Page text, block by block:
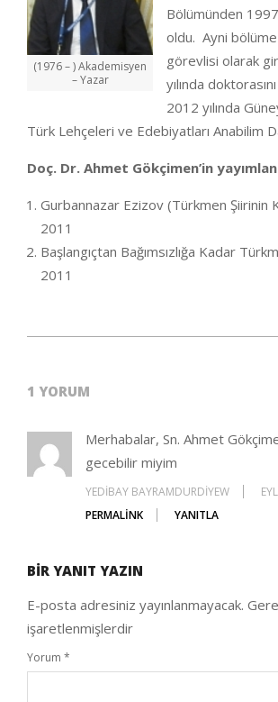
(1976 – ) Akademisyen
– Yazar
Bölümünden 1997
oldu. Ayni
görevlisi olarak
yılında
2012 yılında
Türk Lehçeleri ve Edebiyatları Anabilim
Doç. Dr. Ahmet Gökçimen’in
Gurbannazar Ezizov (Türkmen Şiirinin
2011
Başlangıçtan Bağımsızlığa Kadar
2011
05
1 YORUM
Merhabalar, Sn. Ahmet
gecebilir miyim
YEDIBAY BAYRAMDURDIYEW
PERMALINK
YANITLA
BIR YANIT YAZIN
E-posta adresiniz yayınlanmayacak.
işaretlenmişlerdir
Yorum *